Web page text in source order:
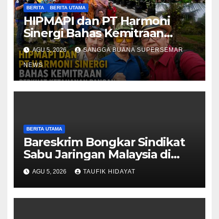
BERITA BERITA UTAMA
HIPMAPI dan PT Harmoni
Sinergi Bahas Kemitraan
Perkuat Ketahanan Pangan
AGU 5, 2026 SANGGA BUANA SUPERSEMAR
NEWS
BERITA UTAMA
Bareskrim Bongkar Sindikat
Sabu Jaringan Malaysia di
Bakauheni, 3 Orang
Ditangkap
AGU 5, 2026 TAUFIK HIDAYAT